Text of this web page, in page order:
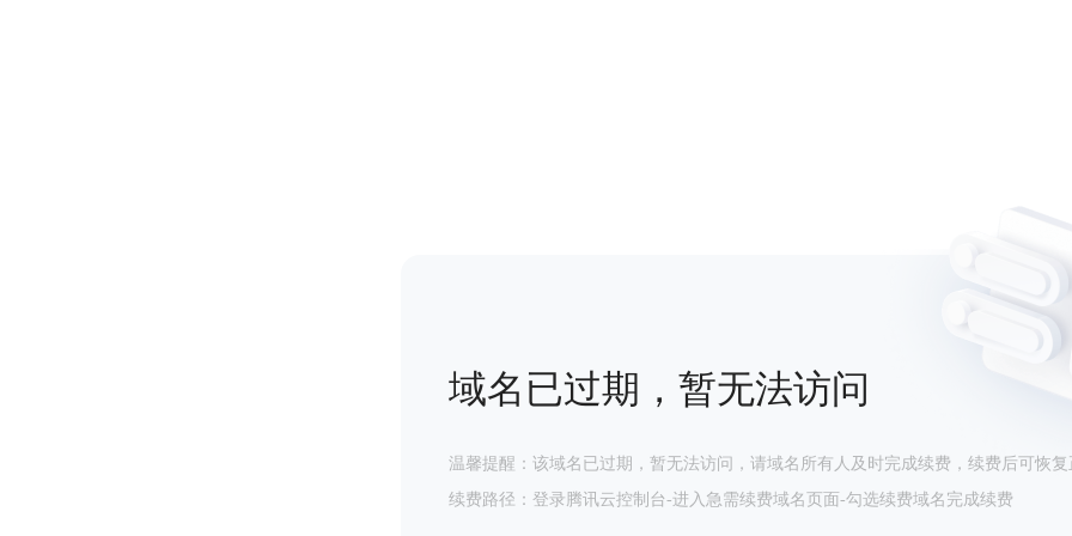
域名已过期，暂无法访问
温馨提醒：该域名已过期，暂无法访问，请域名所有人及时完成续费，续费后可恢复
续费路径：登录腾讯云控制台-进入急需续费域名页面-勾选续费域名完成续费